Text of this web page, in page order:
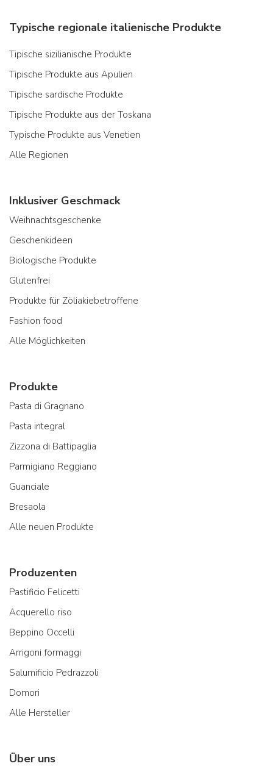
Typische regionale italienische Produkte
Tipische sizilianische Produkte
Tipische Produkte aus Apulien
Tipische sardische Produkte
Tipische Produkte aus der Toskana
Typische Produkte aus Venetien
Alle Regionen
Inklusiver Geschmack
Weihnachtsgeschenke
Geschenkideen
Biologische Produkte
Glutenfrei
Produkte für Zöliakiebetroffene
Fashion food
Alle Möglichkeiten
Produkte
Pasta di Gragnano
Pasta integral
Zizzona di Battipaglia
Parmigiano Reggiano
Guanciale
Bresaola
Alle neuen Produkte
Produzenten
Pastificio Felicetti
Acquerello riso
Beppino Occelli
Arrigoni formaggi
Salumificio Pedrazzoli
Domori
Alle Hersteller
Über uns